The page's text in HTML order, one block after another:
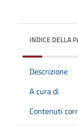
INDICE DELLA
Descrizione
A cura di
Contenuti